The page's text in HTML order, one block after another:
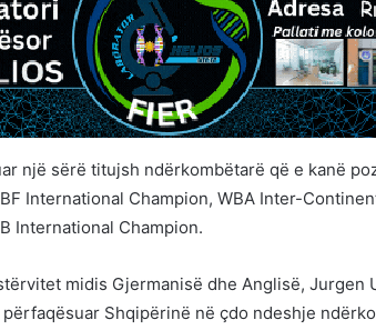
një sërë titujsh ndërkombëtarë që e kanë
International Champion, WBA Inter-
International Champion.
midis Gjermanisë dhe Anglisë, Jurgen
Shqipërinë në çdo ndeshje